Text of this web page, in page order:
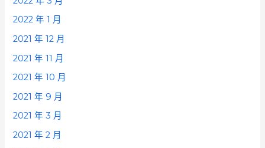
2022 年 1 月
2021 年 12 月
2021 年 11 月
2021 年 10 月
2021 年 9 月
2021 年 3 月
2021 年 2 月